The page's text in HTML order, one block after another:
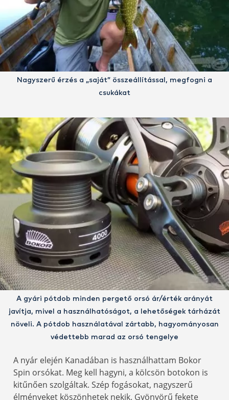
Nagyszerű érzés a „saját” összeállítással, megfogni a
csukákat
A gyári pótdob minden pergető orsó ár/érték arányát
javítja, mivel a használhatóságot, a lehetőségek tárházát
növeli. A pótdob használatával zártabb, hagyományosan
védettebb marad az orsó tengelye
A nyár elején Kanadában is használhattam Bokor
Spin orsókat. Meg kell hagyni, a kölcsön botokon is
kitűnően szolgáltak. Szép fogásokat, nagyszerű
élményeket köszönhetek nekik. Gyönyörű fekete